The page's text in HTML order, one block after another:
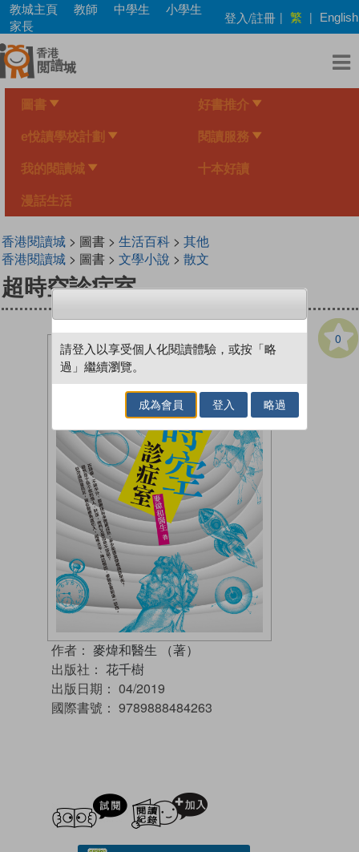
Skip
main
content
教城主頁 教師 中學生
小學生
家長
登入/註冊 | 繁 | English
圖書 好書推介
e悅讀學校計劃 閱讀服務
我的閱讀城 十本好讀
漫話生活
香港閱讀城> 圖書 > 生活百科> 其他
香港閱讀城> 圖書 > 文學小說 > 散文
超時空診症室
0
作者： 麥煒和醫生 （著）
出版社： 花千樹
出版日期： 04/2019
國際書號： 9789888484263
試閲
請登入以享受個人化閱讀體驗，或按「略
過」繼續瀏覽。
成為會員 登入 略過